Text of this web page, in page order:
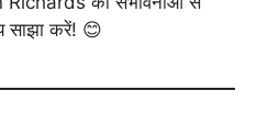
साझा करें! 😊